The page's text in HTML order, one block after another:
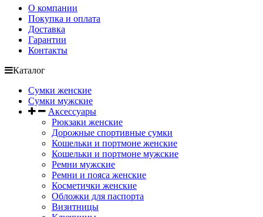
О компании
Покупка и оплата
Доставка
Гарантии
Контакты
Каталог
Сумки женские
Сумки мужские
Аксессуары
Рюкзаки женские
Дорожные спортивные сумки
Кошельки и портмоне женские
Кошельки и портмоне мужские
Ремни мужские
Ремни и пояса женские
Косметички женские
Обложки для паспорта
Визитницы